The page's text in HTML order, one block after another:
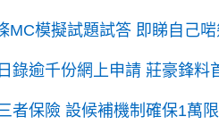
模擬試題試答 即睇自己啱
錄逾千份網上申請 莊豪鋒料
者保險 設候補機制確保1萬